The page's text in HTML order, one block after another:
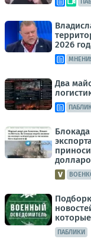
2026
Два
ПАБЛИКИ